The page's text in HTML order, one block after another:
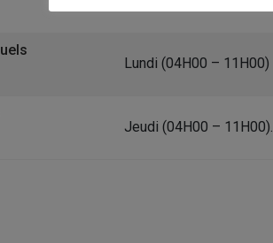
Lundi (04H00 – 11H00)
Jeudi (04H00 – 11H00).